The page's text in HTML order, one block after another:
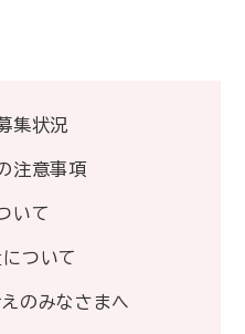
集状況
注意事項
いて
ついて
のみなさまへ